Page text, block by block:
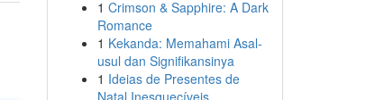
1 Crimson & Sapphire: A Dark
Romance
1 Kekanda: Memahami Asal-
usul dan Signifikansinya
1 Ideias de Presentes de
Natal Inesquecíveis